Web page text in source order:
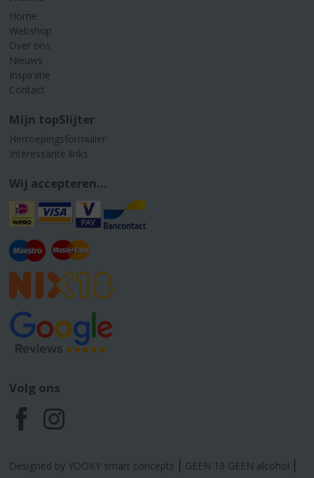
Home
Webshop
Over ons
Nieuws
Inspiratie
Contact
Mijn topSlijter
Herroepingsformulier
Interessante links
Wij accepteren...
Volg ons
F
a
I
n
Designed by YOOKY smart concepts GEEN 18 GEEN alcohol